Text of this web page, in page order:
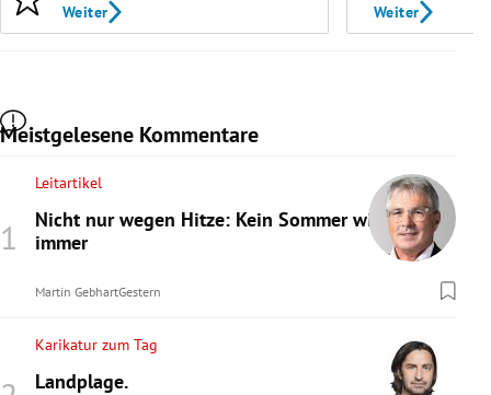
Weiter Weiter
Meistgelesene Kommentare
Leitartikel
Nicht nur wegen Hitze: Kein Sommer wie
immer
Martin GebhartGestern
Karikatur zum Tag
Landplage.